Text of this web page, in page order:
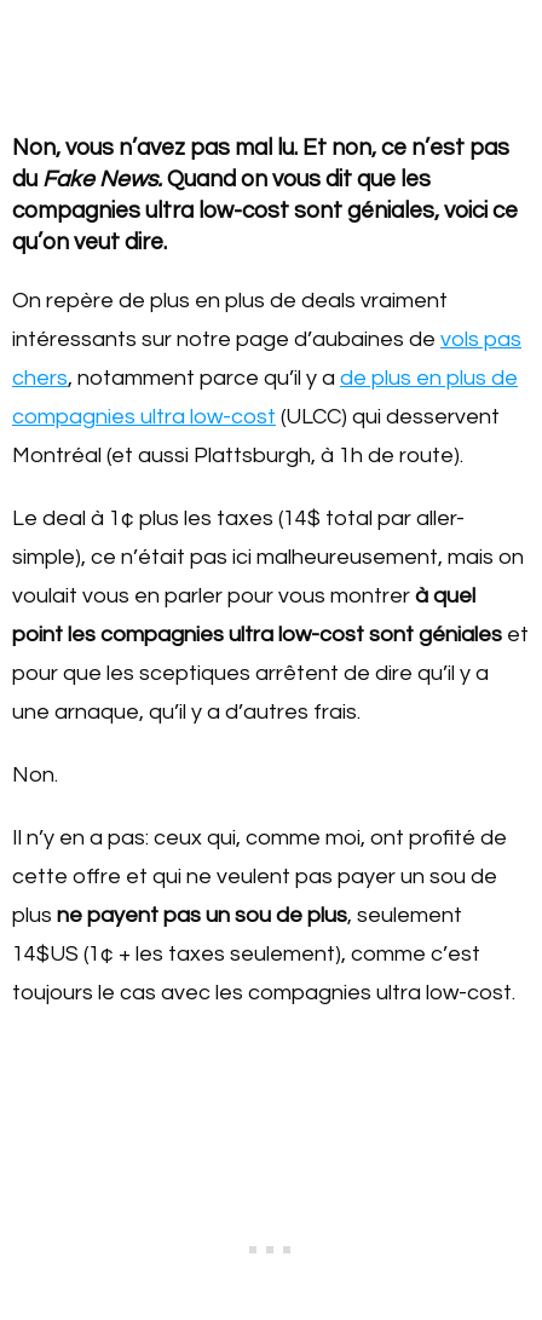
Non, vous n’avez pas mal lu. Et non, ce n’est pas
du Fake News. Quand on vous dit que les
compagnies ultra low-cost sont géniales, voici ce
qu’on veut dire.
On repère de plus en plus de deals vraiment
intéressants sur notre page d’aubaines de vols pas
chers, notamment parce qu’il y a de plus en plus de
compagnies ultra low-cost (ULCC) qui desservent
Montréal (et aussi Plattsburgh, à 1h de route).
Le deal à 1¢ plus les taxes (14$ total par aller-
simple), ce n’était pas ici malheureusement, mais on
voulait vous en parler pour vous montrer à quel
point les compagnies ultra low-cost sont géniales et
pour que les sceptiques arrêtent de dire qu’il y a
une arnaque, qu’il y a d’autres frais.
Non.
Il n’y en a pas: ceux qui, comme moi, ont profité de
cette offre et qui ne veulent pas payer un sou de
plus ne payent pas un sou de plus, seulement
14$US (1¢ + les taxes seulement), comme c’est
toujours le cas avec les compagnies ultra low-cost.